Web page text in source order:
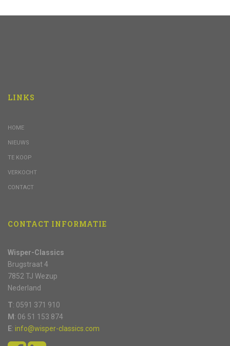
LINKS
HOME
NIEUWS
TE KOOP
VERKOCHT
CONTACT
CONTACT INFORMATIE
Wisper-Classics
Brugstraat 4
7852 TJ Wezup
Nederland
T: 0591 371 910
M : 06 51 153 874
E: info@wisper-classics.com